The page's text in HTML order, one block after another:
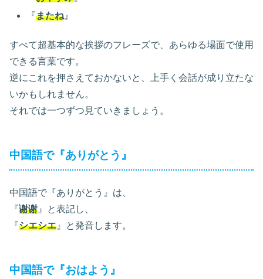
『またね 』
すべて超基本的な挨拶のフレーズで、あらゆる場面で使用
できる言葉です。
逆にこれを押さえておかないと、上手く会話が成り立たな
いかもしれません。
それでは一つずつ見ていきましょう。
中国語で『ありがとう』
中国語で『ありがとう』は、
『谢谢 』と表記し、
『シエシエ 』と発音します。
中国語で『おはよう』